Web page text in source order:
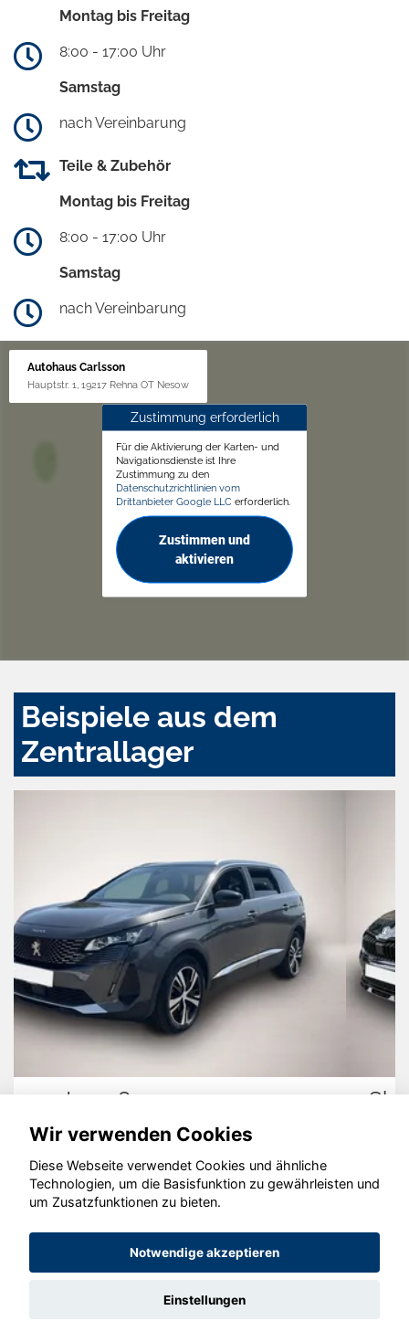
Montag bis Freitag
8:00 - 17:00 Uhr
Samstag
nach Vereinbarung
Teile & Zubehör
Montag bis Freitag
8:00 - 17:00 Uhr
Samstag
nach Vereinbarung
Autohaus Carlsson
Hauptstr. 1, 19217 Rehna OT Nesow
Zustimmung erforderlich
Für die Aktivierung der Karten- und
Navigationsdienste ist Ihre
Zustimmung zu den
Datenschutzrichtlinien vom
Drittanbieter Google LLC erforderlich.
Zustimmen und
aktivieren
Beispiele aus dem
Zentrallager
Skoda Kamiq
© konjunkturmotor.de GmbH 2020 - 2026
Wir verwenden Cookies
Diese Webseite verwendet Cookies und ähnliche
Technologien, um die Basisfunktion zu gewährleisten und
um Zusatzfunktionen zu bieten.
Notwendige akzeptieren
Einstellungen